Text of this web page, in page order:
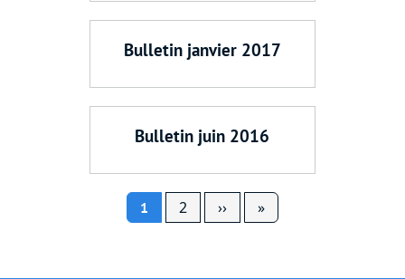
Bulletin janvier 2017
Bulletin juin 2016
1 2 ››Page suivante
»Dernière page